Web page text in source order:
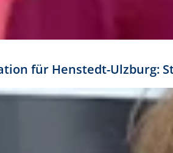
für Henstedt-Ulzburg: